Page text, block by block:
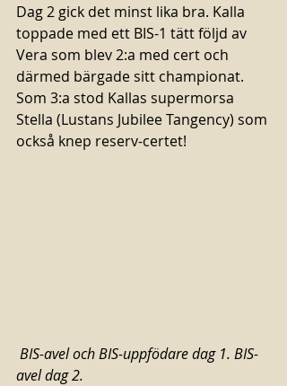
Dag 2 gick det minst lika bra. Kalla
toppade med ett BIS-1 tätt följd av
Vera som blev 2:a med cert och
därmed bärgade sitt championat.
Som 3:a stod Kallas supermorsa
Stella (Lustans Jubilee Tangency) som
också knep reserv-certet!
avel dag 2.